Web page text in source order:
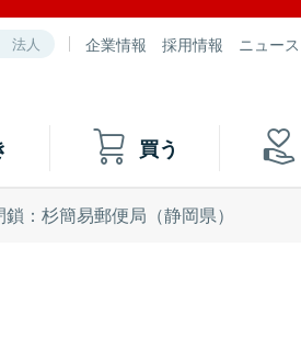
法人 企業情報 採用情報 ニュー
買う
：杉簡易郵便局（静岡県）